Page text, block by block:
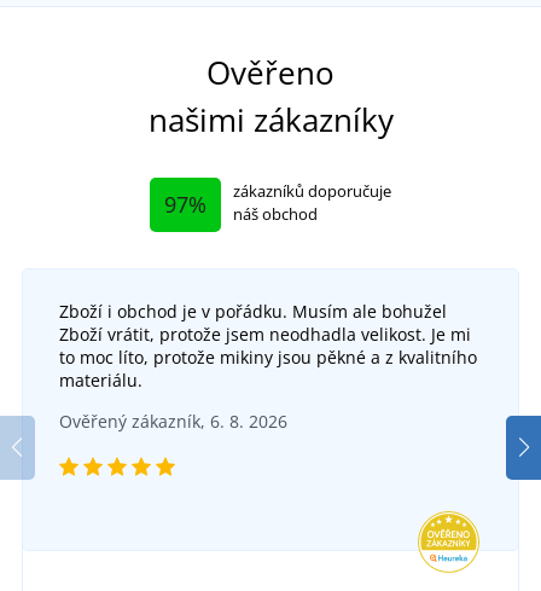
Tričko Ženich RAZÍTKO
DO 3-4 DNŮ
Tričko Tým ženicha MOTÝLEK
329 Kč
Ověřeno
našimi zákazníky
97%
zákazníků doporučuje
náš obchod
Zboží i obchod je v pořádku. Musím ale bohužel
Zboží vrátit, protože jsem neodhadla velikost. Je mi
to moc líto, protože mikiny jsou pěkné a z kvalitního
materiálu.
Ověřený zákazník, 6. 8. 2026